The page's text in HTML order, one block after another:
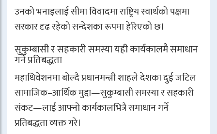
उनको भनाइलाई सीमा विवादमा राष्ट्रिय स्वार्थको पक्षमा
सरकार दृढ रहेको सन्देशका रूपमा हेरिएको छ।
सुकुम्बासी र सहकारी समस्या यही कार्यकालमै समाधान
गर्ने प्रतिबद्धता
महाधिवेशनमा बोल्दै प्रधानमन्त्री शाहले देशका दुई जटिल
सामाजिक–आर्थिक मुद्दा—सुकुम्बासी समस्या र सहकारी
संकट—लाई आफ्नो कार्यकालभित्रै समाधान गर्ने
प्रतिबद्धता व्यक्त गरे।